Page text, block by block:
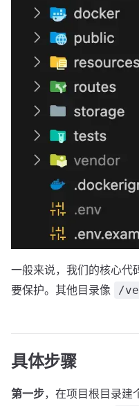
一般来说，我们的核心代
要保护。其他目录像
/
具体步骤
第一步，在项目根目录建